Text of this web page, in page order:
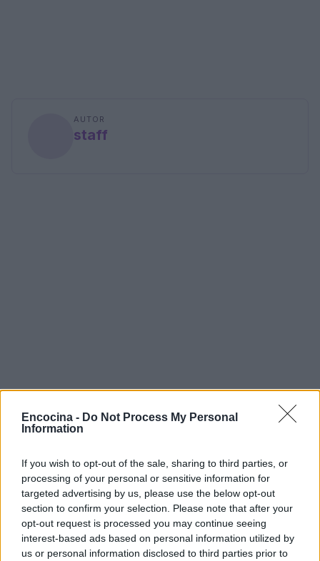
Encocina - Do Not Process My Personal
Information
If you wish to opt-out of the sale, sharing to third parties, or
processing of your personal or sensitive information for
targeted advertising by us, please use the below opt-out
section to confirm your selection. Please note that after your
opt-out request is processed you may continue seeing
interest-based ads based on personal information utilized by
us or personal information disclosed to third parties prior to
AUTOR
staff
Sigue leyendo
CHEFS